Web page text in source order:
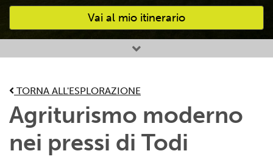
Vai al mio itinerario
Attività preferite
TORNA ALL'ESPLORAZIONE
Agriturismo moderno
nei pressi di Todi